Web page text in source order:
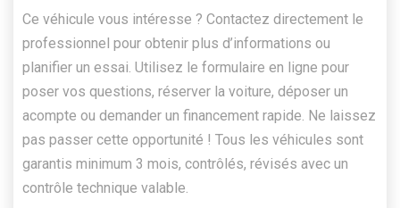
Ce véhicule vous intéresse ? Contactez directement le
professionnel pour obtenir plus d’informations ou
planifier un essai. Utilisez le formulaire en ligne pour
poser vos questions, réserver la voiture, déposer un
acompte ou demander un financement rapide. Ne laissez
pas passer cette opportunité ! Tous les véhicules sont
garantis minimum 3 mois, contrôlés, révisés avec un
contrôle technique valable.